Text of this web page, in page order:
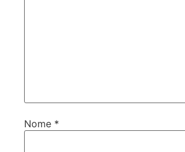
Nome *